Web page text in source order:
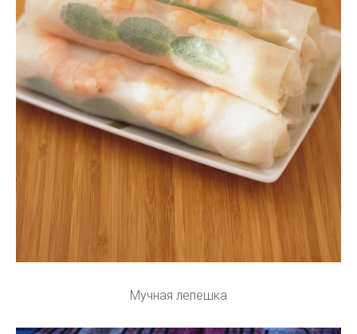
Мучная лепешка